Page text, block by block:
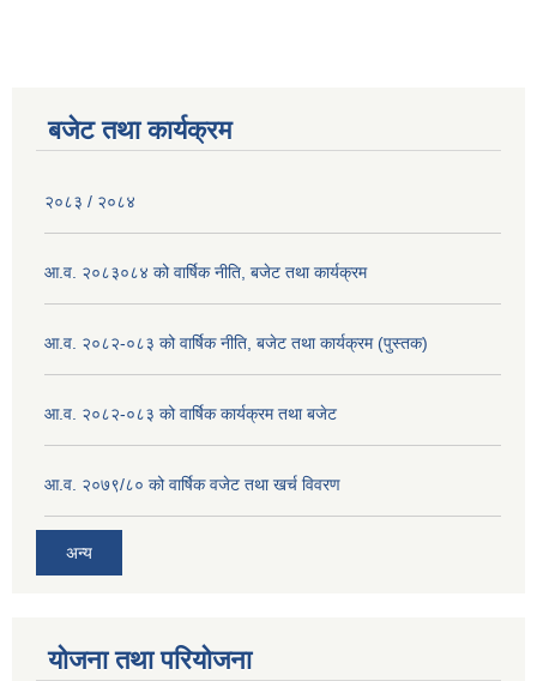
बजेट तथा कार्यक्रम
२०८३ / २०८४
आ.व. २०८३०८४ को वार्षिक नीति, बजेट तथा कार्यक्रम
आ.व. २०८२-०८३ को वार्षिक नीति, बजेट तथा कार्यक्रम (पुस्तक)
आ.व. २०८२-०८३ को वार्षिक कार्यक्रम तथा बजेट
आ.व. २०७९/८० को वार्षिक वजेट तथा खर्च विवरण
अन्य
योजना तथा परियोजना